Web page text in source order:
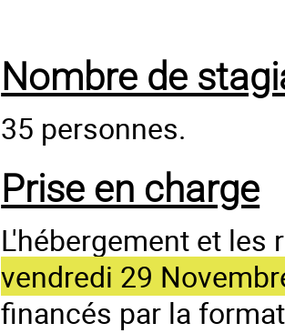
Nombre de
35 personnes.
Prise en charge
L'hébergement et les
vendredi 29
financés par la